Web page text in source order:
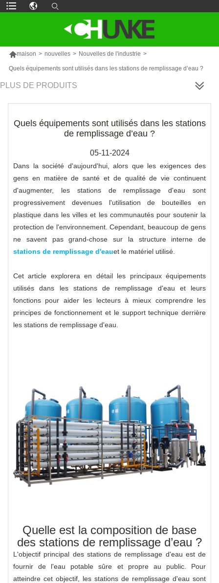
maison > nouvelles > Nouvelles de l'industrie >
Quels équipements sont utilisés dans les stations de remplissage d’eau ?
PLUS DE PRODUITS
Quels équipements sont utilisés dans les stations
de remplissage d’eau ?
05-11-2024
Dans la société d'aujourd'hui, alors que les exigences des
gens en matière de santé et de qualité de vie continuent
d'augmenter, les stations de remplissage d'eau sont
progressivement devenues l'utilisation de bouteilles en
plastique dans les villes et les communautés pour soutenir la
protection de l'environnement. Cependant, beaucoup de gens
ne savent pas grand-chose sur la structure interne de
stations de remplissage d'eauet le matériel utilisé.
Cet article explorera en détail les principaux équipements
utilisés dans les stations de remplissage d'eau et leurs
fonctions pour aider les lecteurs à mieux comprendre les
principes de fonctionnement et le support technique derrière
les stations de remplissage d'eau.
Quelle est la composition de base
des stations de remplissage d’eau ?
L'objectif principal des stations de remplissage d'eau est de
fournir de l'eau potable sûre et propre au public. Pour
atteindre cet objectif, les stations de remplissage d'eau sont